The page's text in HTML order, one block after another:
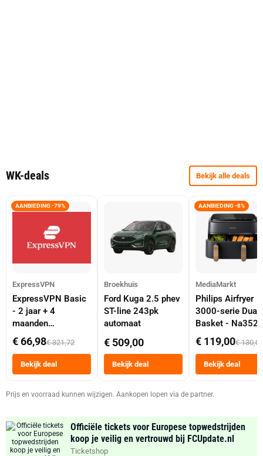
WK-deals Bekijk alle deals
AANBIEDING -79%
ExpressVPN
ExpressVPN Basic
- 2 jaar + 4
maanden
abonnement
€ 66,98€ 321,72
Bekijk deal
Broekhuis
Ford Kuga 2.5 phev
ST-line 243pk
automaat
€ 509,00
Bekijk deal
AANBIEDING -8%
MediaMarkt
Philips Airfryer
3000-serie Dual
Basket -
Dubbele Mand 9
Tot 6 Personen
Heteluchtfriteuse
Zwart
€ 119,00€ 130,00
Bekijk deal
Prijs en voorraad kunnen wijzigen. Aankopen lopen via de partner.
Officiële tickets voor Europese topwedstrijden
koop je veilig en vertrouwd bij FCUpdate.nl
Ticketshop